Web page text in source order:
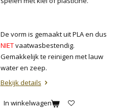
De vorm is gemaakt uit PLA en dus
NIETvaatwasbestendig.
Gemakkelijk te reinigen met lauw
water en zeep.
Bekijk details
In winkelwagen